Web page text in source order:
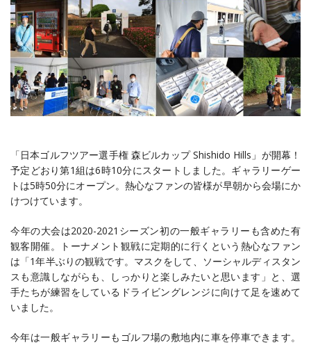
「日本ゴルフツアー選手権 森ビルカップ Shishido Hills」が開幕！
予定どおり第1組は6時10分にスタートしました。ギャラリーゲー
トは5時50分にオープン。熱心なファンの皆様が早朝から会場にか
けつけています。
今年の大会は2020-2021シーズン初の一般ギャラリーも含めた有
観客開催。トーナメント観戦に定期的に行くという熱心なファン
は「1年半ぶりの観戦です。マスクをして、ソーシャルディスタン
スも意識しながらも、しっかりと楽しみたいと思います」と、選
手たちが練習をしているドライビングレンジに向けて足を速めて
いました。
今年は一般ギャラリーもゴルフ場の敷地内に車を停車できます。